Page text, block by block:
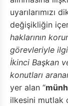
uyarılarımızı
değişikliğin
haklarının
görevleriyle
İkinci Başkan
konutları
yer alan “
ilkesini mutlak